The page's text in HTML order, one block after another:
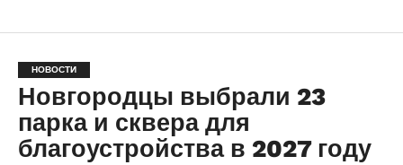
НОВОСТИ
Новгородцы выбрали 23
парка и сквера для
благоустройства в 2027 году